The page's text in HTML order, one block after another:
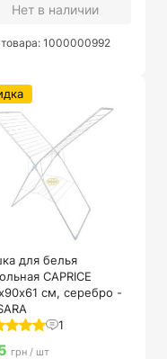
Нет в наличии
1000000992
для белья
CAPRICE
см, серебро -
1
грн / шт